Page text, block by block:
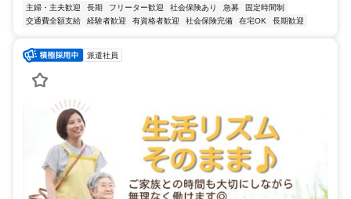
主婦・主夫歓迎 長期 フリーター歓迎 社会保険あり 急募
固定時間制
交通費全額支給
経験者歓迎 有資格者歓迎 社会保険完備 在宅OK 長期歓迎
派遣社員